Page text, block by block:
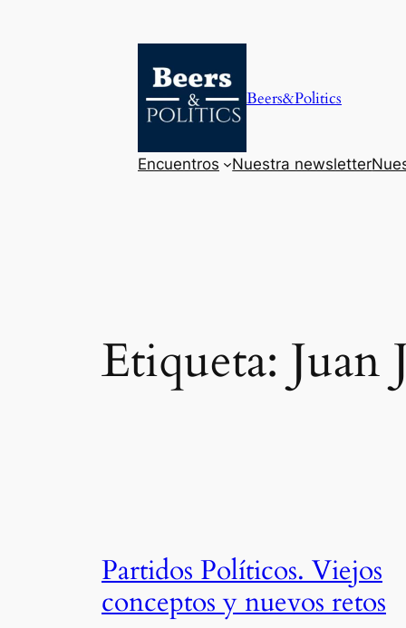
Beers&Politics
Encuentros Nuestra newsletter
Etiqueta: Juan
Partidos Políticos. Viejos
conceptos y nuevos retos